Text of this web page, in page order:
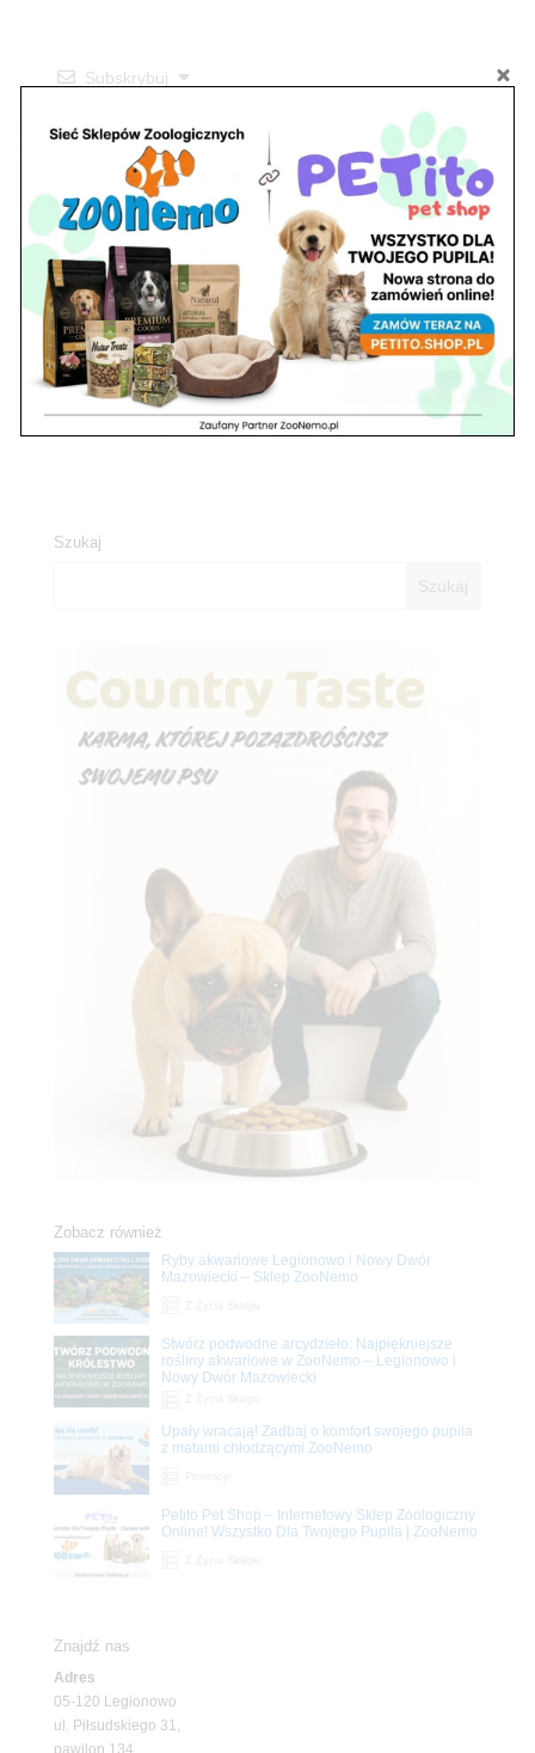
Subskrybuj
0KOMENTARZE
Szukaj
Zobacz również
Ryby akwariowe Legionowo i Nowy Dwór
Mazowiecki – Sklep ZooNemo
Stwórz podwodne arcydzieło: Najpiękniejsze
rośliny akwariowe w ZooNemo – Legionowo i
Nowy Dwór Mazowiecki
Upały wracają! Zadbaj o komfort swojego pupila
z matami chłodzącymi ZooNemo
Petito Pet Shop – Internetowy Sklep Zoologiczny
Online! Wszystko Dla Twojego Pupila | ZooNemo
Znajdź nas
Adres
05-120 Legionowo
ul. Piłsudskiego 31,